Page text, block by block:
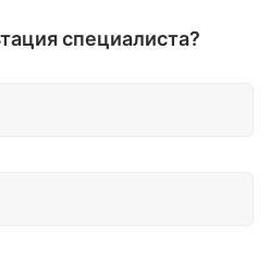
специалиста?